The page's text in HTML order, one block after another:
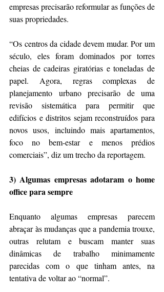
empresas precisarão reformular as funções de
suas propriedades.
“Os centros da cidade devem mudar. Por um
século, eles foram dominados por torres
cheias de cadeiras giratórias e toneladas de
papel. Agora, regras complexas de
planejamento urbano precisarão de uma
revisão sistemática para permitir que
edifícios e distritos sejam reconstruídos para
novos usos, incluindo mais apartamentos,
foco no bem-estar e menos prédios
comerciais”, diz um trecho da reportagem.
3) Algumas empresas adotaram o home
office para sempre
Enquanto algumas empresas parecem
abraçar às mudanças que a pandemia trouxe,
outras relutam e buscam manter suas
dinâmicas de trabalho minimamente
parecidas com o que tinham antes, na
tentativa de voltar ao “normal”.